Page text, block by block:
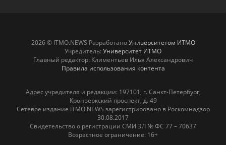
2026 © ITMO.NEWS РазработаноУниверситетом ИТМО
Учредитель: Университет ИТМО
Главный редактор: Климентьев Илья Александрович
Правила использования контента
Адрес учредителя и редакции: 197101, г. Санкт-Петербург,
Кронверкский проспект, д. 49
Сетевое издание ITMO.NEWS зарегистрировано в Роскомнадзор
30.08.2017
Свидетельство о регистрации СМИ ЭЛ № ФС 77 – 70637
Возрастное ограничение: 16+